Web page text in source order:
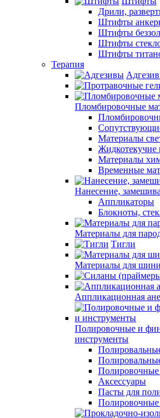
Дрили,
Штифты
Штифты
Штифты
Штифты
Терапия
Пломбировочные
Материалы
Жидкотекучие
Материалы
Временные
Нанесение,
Аппликаторы
Блокноты,
Материалы для
Тигли
Материалы для
Аппликационная
Полировочные и
инструменты
Аксессуары
Пасты для
Полировочные